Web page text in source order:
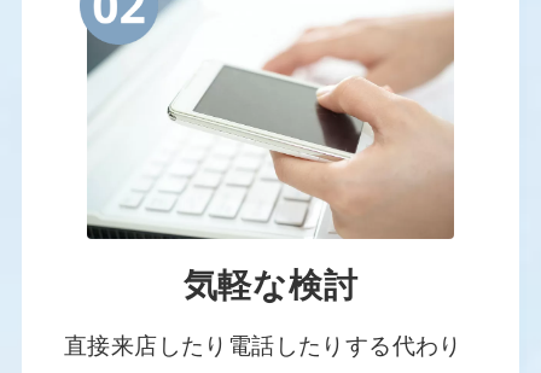
気軽な検討
直接来店したり電話したりする代わり